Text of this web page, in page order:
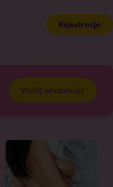
Rejestracja
Wyślij wiadomość